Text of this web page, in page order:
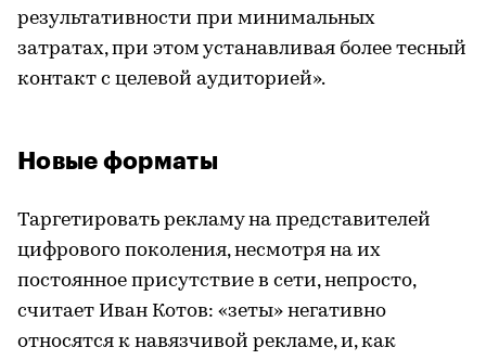
результативности при минимальных
затратах, при этом устанавливая более тесный
контакт с целевой аудиторией».
Новые форматы
Таргетировать рекламу на представителей
цифрового поколения, несмотря на их
постоянное присутствие в сети, непросто,
считает Иван Котов: «зеты» негативно
относятся к навязчивой рекламе, и, как